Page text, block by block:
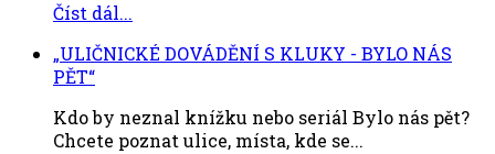
Číst dál...
„ULIČNICKÉ DOVÁDĚNÍ S KLUKY - BYLO NÁS
PĚT“
Kdo by neznal knížku nebo seriál Bylo nás pět?
Chcete poznat ulice, místa, kde se...